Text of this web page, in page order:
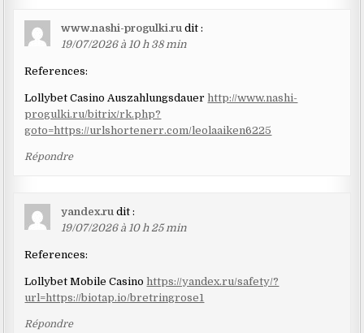
www.nashi-progulki.ru dit :
19/07/2026 à 10 h 38 min
References:
Lollybet Casino Auszahlungsdauerhttp://www.nashi-
progulki.ru/bitrix/rk.php?
goto=https://urlshortenerr.com/leolaaiken6225
Répondre
yandex.ru dit :
19/07/2026 à 10 h 25 min
References:
Lollybet Mobile Casino https://yandex.ru/safety/?
url=https://biotap.io/bretringrose1
Répondre